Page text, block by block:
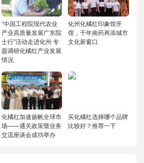
“中国工程院现代农业
产业高质量发展广东院
士行”活动走进化州 专
题调研化橘红产业发展
情况
化州化橘红印象馆开
馆，千年南药再添城市
文化新窗口
化橘红加速扬帆全球市
场——通关政策暨业务
交流座谈会成功举办
买化橘红选择哪个品牌
比较好？推荐一下